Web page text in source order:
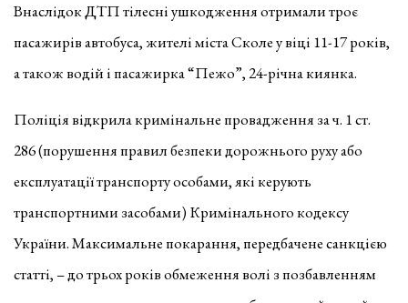
Внаслідок ДТП тілесні ушкодження отримали троє
пасажирів автобуса, жителі міста Сколе у віці 11-17 років,
а також водій і пасажирка “Пежо”, 24-річна киянка.
Поліція відкрила кримінальне провадження за ч. 1 ст.
286 (порушення правил безпеки дорожнього руху або
експлуатації транспорту особами, які керують
транспортними засобами) Кримінального кодексу
України. Максимальне покарання, передбачене санкцією
статті, – до трьох років обмеження волі з позбавленням